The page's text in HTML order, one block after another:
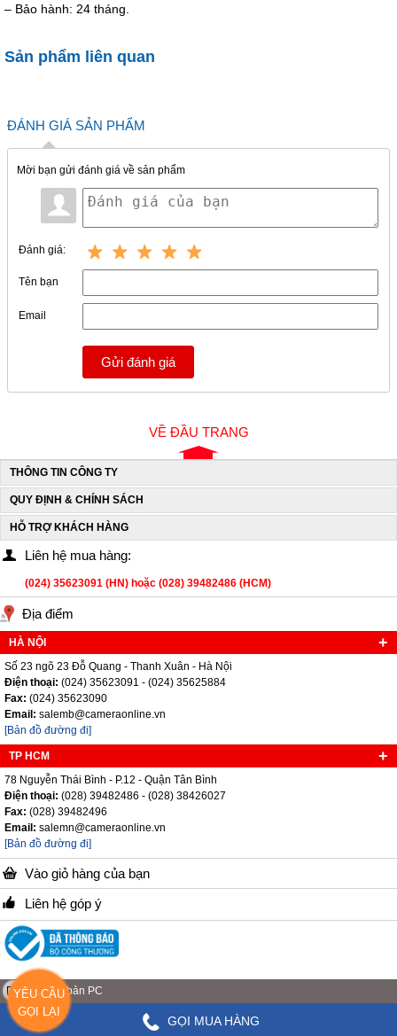
khuyến
Trong nhà, dưới hiên
Khuyên
dùng
sáng mạnh chiếu trực tiếp, tránh vị trí mưa bụi.
một số hóa chất để lau sạch bụi ống kính và Cảm biến.
Sử dụng bộ nguồn chuẩn, đủ công suất, chính hãng.
Quá điện áp có thể làm hư Camera.
– Bảo hành: 24 tháng.
Sản phẩm liên quan
ĐÁNH GIÁ SẢN PHẨM
Mời bạn gửi đánh giá về sản phẩm
Đánh giá:
Tên bạn
Email
Gửi đánh giá
VỀ ĐẦU TRANG
THÔNG TIN CÔNG TY
QUY ĐỊNH & CHÍNH SÁCH
HỖ TRỢ KHÁCH HÀNG
Liên hệ mua hàng:
(024) 35623091 (HN) hoặc (028) 39482486 (HCM)
Địa điểm
HÀ NỘI
Số 23 ngõ 23 Đỗ Quang - Thanh Xuân - Hà Nội
Điện thoại: (024) 35623091 - (024) 35625884
Fax: (024) 35623090
Email: salemb@cameraonline.vn
[Bản đồ đường đi]
TP HCM
78 Nguyễn Thái Bình - P.12 - Quận Tân Bình
Điện thoại: (028) 39482486 - (028) 38426027
Fax: (028) 39482496
Email: salemn@cameraonline.vn
[Bản đồ đường đi]
Vào giỏ hàng của bạn
Liên hệ góp ý
Phiên bản PC
YÊU CẦU
GỌI LẠI
GỌI MUA HÀNG